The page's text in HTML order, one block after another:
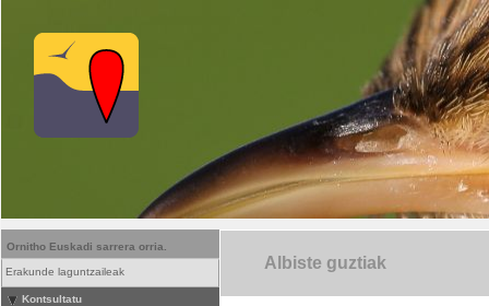
Ornitho Euskadi sarrera orria.
Erakunde laguntzaileak
Kontsultatu
Albiste guztiak